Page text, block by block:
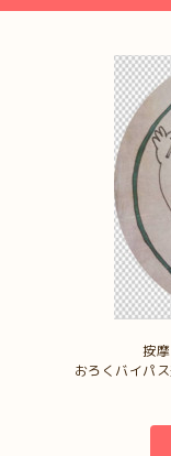
按
おろくバイパ